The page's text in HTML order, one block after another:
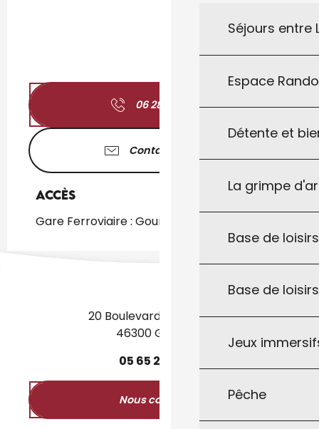
Séjours entre
Espace
Détente et
La grimpe
Base de
Base de
Jeux
Pêche
06 28 29 90 ▒▒
Contactez-nous
Accès
Accès
Gare Ferroviaire : Gourdon à 244m
20 Boulevard des Martyrs
46300 Gourdon
05 65 27
Nous contacter